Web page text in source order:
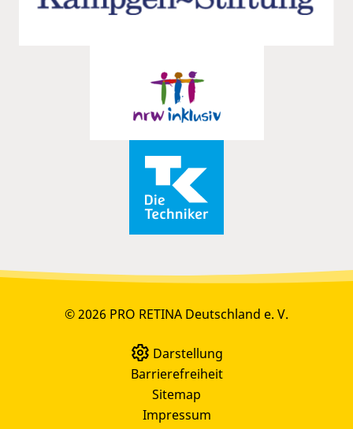
© 2026 PRO RETINA Deutschland e. V.
Darstellung
Barrierefreiheit
Sitemap
Impressum